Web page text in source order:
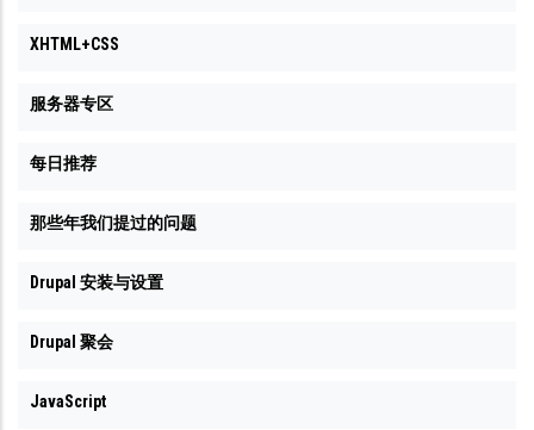
XHTML+CSS
服务器专区
每日推荐
那些年我们提过的问题
Drupal 安装与设置
Drupal 聚会
JavaScript